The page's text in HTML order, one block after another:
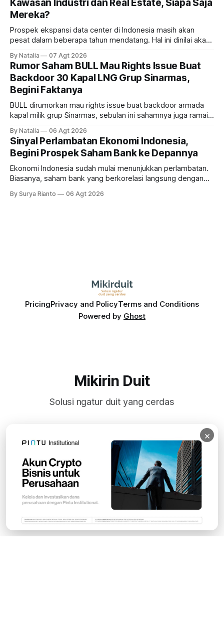
Kawasan Industri dan Real Estate, Siapa Saja
Mereka?
Prospek ekspansi data center di Indonesia masih akan
pesat dalam beberapa tahun mendatang. Hal ini dinilai akan
estate, ada siapa saja mereka?
By Natalia 07 Agt 2026
Rumor Saham BULL Mau Rights Issue Buat
Backdoor 30 Kapal LNG Grup Sinarmas,
Begini Faktanya
BULL dirumorkan mau rights issue buat backdoor armada
kapal milik grup Sinarmas, sebulan ini sahamnya juga ramai
masih menarik dilirik?
By Natalia 06 Agt 2026
Sinyal Perlambatan Ekonomi Indonesia,
Begini Prospek Saham Bank ke Depannya
Ekonomi Indonesia sudah mulai menunjukkan perlambatan.
Biasanya, saham bank yang berkorelasi langsung dengan
bank ke depannya?
By Surya Rianto 06 Agt 2026
PricingPrivacy and PolicyTerms and Conditions
Powered by Ghost
Mikirin Duit
Solusi ngatur duit yang cerdas
Subscribe
×